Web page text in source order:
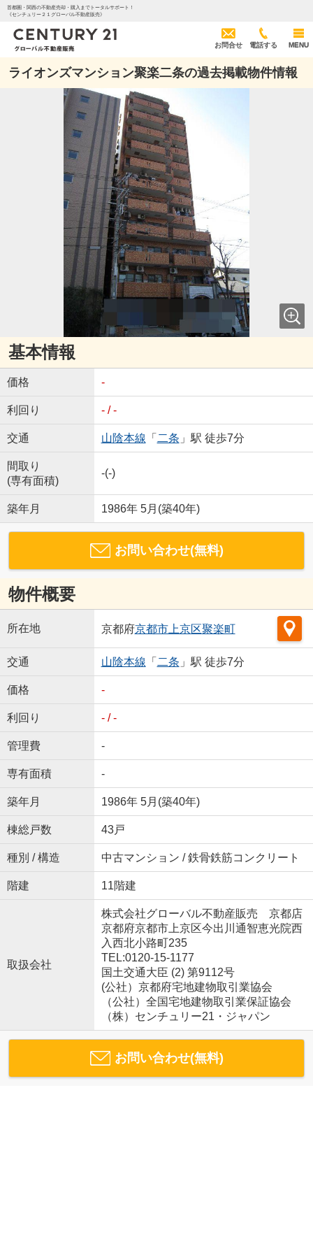
首都圏・関西の不動産売却・購入までトータルサポート！
《センチュリー２１グローバル不動産販売》
お問合せ 電話する MENU
ライオンズマンション聚楽二条の過去掲載物件情報
基本情報
価格 -
利回り - / -
交通 山陰本線 「 二条 」駅 徒歩7分
間取り
(専有面積)
-(-)
築年月 1986年 5月(築40年)
お問い合わせ(無料)
物件概要
所在地 京都府京都市上京区聚楽町
交通 山陰本線 「 二条 」駅 徒歩7分
価格 -
利回り - / -
管理費 -
専有面積 -
築年月 1986年 5月(築40年)
棟総戸数 43戸
種別 / 構造 中古マンション / 鉄骨鉄筋コンクリート
階建 11階建
取扱会社
株式会社グローバル不動産販売 京都店
京都府京都市上京区今出川通智恵光院西
入西北小路町235
TEL:0120-15-1177
国土交通大臣 (2) 第9112号
(公社）京都府宅地建物取引業協会
（公社）全国宅地建物取引業保証協会
（株）センチュリー21・ジャパン
お問い合わせ(無料)